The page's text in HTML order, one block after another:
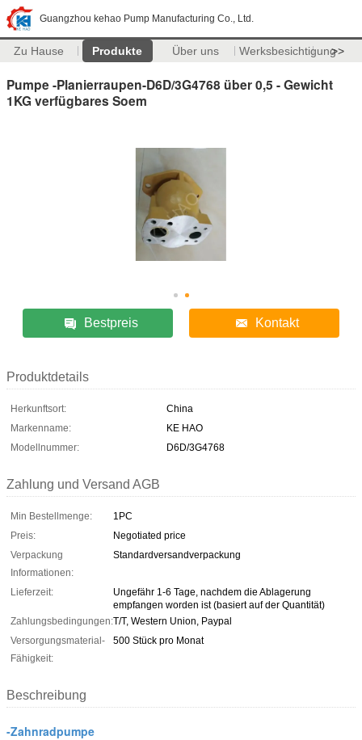
Guangzhou kehao Pump Manufacturing Co., Ltd.
Zu Hause Produkte Über uns Werksbesichtigung>>
Pumpe -Planierraupen-D6D/3G4768 über 0,5 - Gewicht
1KG verfügbares Soem
Bestpreis Kontakt
Produktdetails
Herkunftsort:
China
Markenname:
KE HAO
Modellnummer:
D6D/3G4768
Zahlung und Versand AGB
Min Bestellmenge:
1PC
Preis:
Negotiated price
Verpackung
Informationen:
Standardversandverpackung
Lieferzeit:
Ungefähr 1-6 Tage, nachdem die Ablagerung
empfangen worden ist (basiert auf der Quantität)
Zahlungsbedingungen:T/T, Western Union, Paypal
Versorgungsmaterial-
Fähigkeit:
500 Stück pro Monat
Beschreibung
-Zahnradpumpe